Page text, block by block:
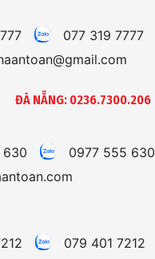
077 319 7777
ĐÀ NẴNG: 0236.7300.206
630
0977 555 630
079 401 7212